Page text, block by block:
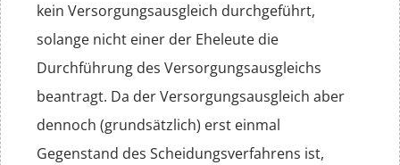
kein Versorgungsausgleich durchgeführt,
solange nicht einer der Eheleute die
Durchführung des Versorgungsausgleichs
beantragt. Da der Versorgungsausgleich aber
dennoch (grundsätzlich) erst einmal
Gegenstand des Scheidungsverfahrens ist,